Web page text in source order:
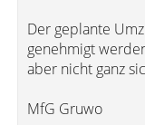
Der geplante
genehmigt
aber nicht ganz
MfG Gruwo